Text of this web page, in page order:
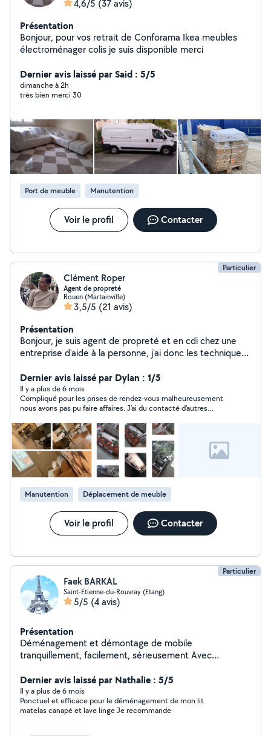
4,6/5 (37 avis)
Présentation
Bonjour, pour vos retrait de Conforama Ikea meubles
électroménager colis je suis disponible merci
Dernier avis laissé par Said : 5/5
dimanche à 2h
très bien merci 30
Port de meuble Manutention
Voir le profil Contacter
Particulier
Clément Roper
Agent de propreté
Rouen (Martainville)
3,5/5 (21 avis)
Présentation
Bonjour, je suis agent de propreté et en cdi chez une
entreprise d'aide à la personne, j'ai donc les techniques
propreté irréprochable. C'est mon métier, j'ai toutes les
compétences pour vous venir en aide.《Agent de
propreté》 ¤ Mais aussi, je touche a tout en terme de
bricolage, montage de meuble, accrochage cadre, etc...
Et je fais également dans la rénovation d'appartement
ou maison, puis je suis habituer aux déménagements,
j'en fais assez souvent en général, donc je peux vous
prêter mes bras ci vous en avez le besoin. Je reste à
votre disposition. Cordialement. ¤
Dernier avis laissé par Dylan : 1/5
Il y a plus de 6 mois
Compliqué pour les prises de rendez-vous malheureusement
nous avons pas pu faire affaires. J’ai du contacté d’autres
Manutention Déplacement de meuble
Voir le profil Contacter
Particulier
Faek BARKAL
Saint-Étienne-du-Rouvray (Etang)
5/5 (4 avis)
Présentation
Déménagement et démontage de mobile
tranquillement, facilement, sérieusement Avec
Dernier avis laissé par Nathalie : 5/5
Il y a plus de 6 mois
Ponctuel et efficace pour le déménagement de mon lit
matelas canapé et lave linge Je recommande